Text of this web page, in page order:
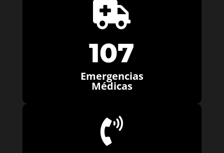

107
Emergencias
Médicas
